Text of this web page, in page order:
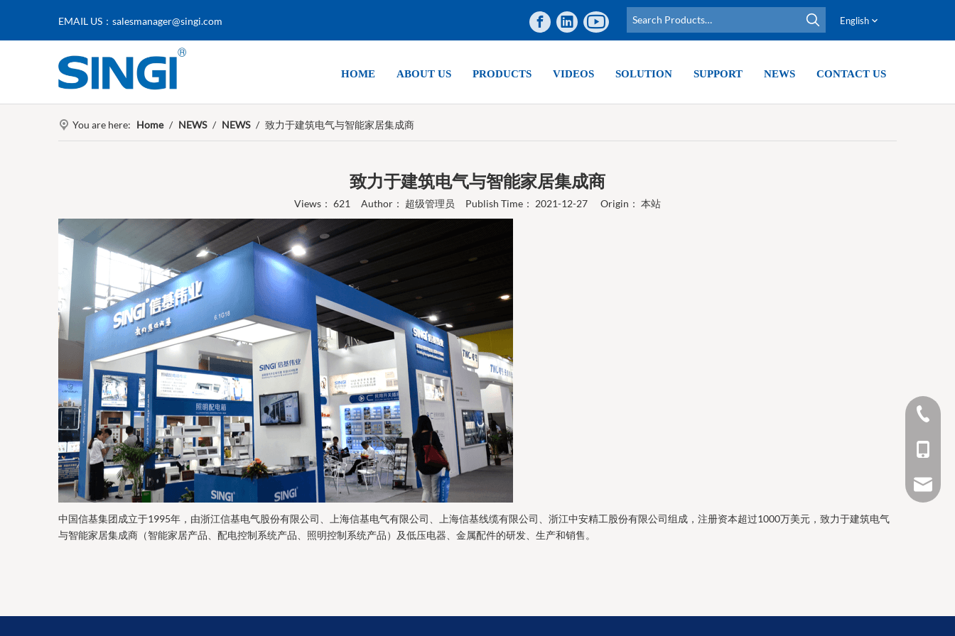
EMAIL US： salesmanager@singi.com English
HOME ABOUT US PRODUCTS VIDEOS SOLUTION SUPPORT NEWS CONTACT US
You are here: Home / NEWS / NEWS / 致力于建筑电气与智能家居集成商
致力于建筑电气与智能家居集成商
Views： 621 Author： 超级管理员 Publish Time： 2021-12-27 Origin： 本站
中国信基集团成立于1995年，由浙江信基电气股份有限公司、上海信基电气有限公司、上海信基线缆有限公司、浙江中安精工股份有限公司组成，注册资本超过1000万美元，致力于建筑电气
与智能家居集成商（智能家居产品、配电控制系统产品、照明控制系统产品）及低压电器、金属配件的研发、生产和销售。
0577